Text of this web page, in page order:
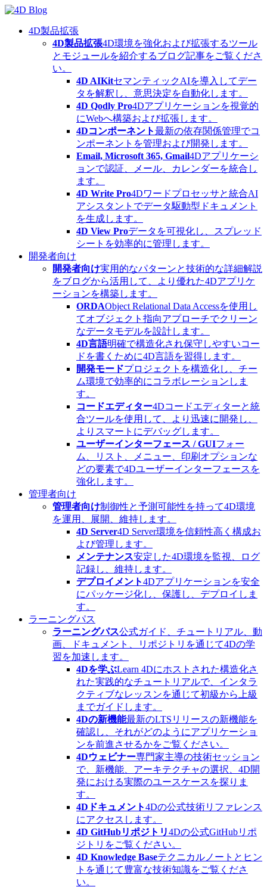
Skip
content4D製品拡張
4D製品拡張4D環境を強化および拡張するツール
とモジュールを紹介するブログ記事をご覧くださ
い。
4D AIKitセマンティックAIを導入してデー
タを解釈し、意思決定を自動化します。
4D Qodly Pro4Dアプリケーションを視覚的
にWebへ構築および拡張します。
4Dコンポーネント最新の依存関係管理でコ
ンポーネントを管理および開発します。
Email, Microsoft 365, Gmail4Dアプリケーシ
ョンで認証、メール、カレンダーを統合し
ます。
4D Write Pro4Dワードプロセッサと統合AI
アシスタントでデータ駆動型ドキュメント
を生成します。
4D View Proデータを可視化し、スプレッド
シートを効率的に管理します。
開発者向け
開発者向け実用的なパターンと技術的な詳細解説
をブログから活用して、より優れた4Dアプリケ
ーションを構築します。
ORDAObject Relational Data Accessを使用し
てオブジェクト指向アプローチでクリーン
なデータモデルを設計します。
4D言語明確で構造化され保守しやすいコー
ドを書くために4D言語を習得します。
開発モードプロジェクトを構造化し、チー
ム環境で効率的にコラボレーションしま
す。
コードエディター4Dコードエディターと統
合ツールを使用して、より迅速に開発し、
よりスマートにデバッグします。
ユーザーインターフェース / GUIフォー
ム、リスト、メニュー、印刷オプションな
どの要素で4Dユーザーインターフェースを
強化します。
管理者向け
管理者向け制御性と予測可能性を持って4D環境
を運用、展開、維持します。
4D Server4D Server環境を信頼性高く構成お
よび管理します。
メンテナンス安定した4D環境を監視、ログ
記録し、維持します。
デプロイメント4Dアプリケーションを安全
にパッケージ化し、保護し、デプロイしま
す。
ラーニングパス
ラーニングパス公式ガイド、チュートリアル、動
画、ドキュメント、リポジトリを通じて4Dの学
習を加速します。
4Dを学ぶLearn 4Dにホストされた構造化さ
れた実践的なチュートリアルで、インタラ
クティブなレッスンを通じて初級から上級
までガイドします。
4Dの新機能最新のLTSリリースの新機能を
確認し、それがどのようにアプリケーショ
ンを前進させるかをご覧ください。
4Dウェビナー専門家主導の技術セッション
で、新機能、アーキテクチャの選択、4D開
発における実際のユースケースを探りま
す。
4Dドキュメント4Dの公式技術リファレンス
にアクセスします。
4D GitHubリポジトリ4Dの公式GitHubリポ
ジトリをご覧ください。
4D Knowledge Baseテクニカルノートとヒン
トを通じて豊富な技術知識をご覧くださ
い。